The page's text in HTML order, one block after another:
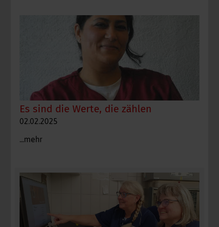
Es sind die Werte, die zählen
02.02.2025
...mehr